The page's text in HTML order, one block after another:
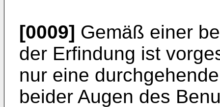
[0009] Gemäß einer
der Erfindung ist
nur eine
beider Augen des